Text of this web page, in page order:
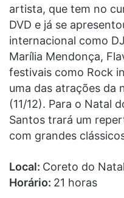
artista, que tem no
DVD e já se
internacional como
Marília Mendonça,
festivais como Rock
uma das atrações da
(11/12). Para o Natal
Santos trará um
com grandes
Local: Coreto do
Horário: 21 horas